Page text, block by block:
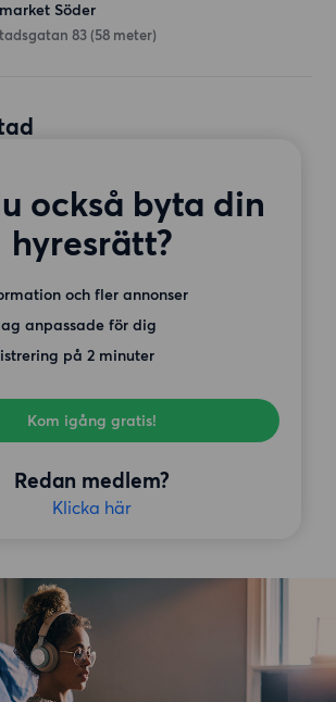
Söder
83 (58 meter)
också byta din
hyresrätt?
och fler annonser
anpassade för dig
på 2 minuter
Kom igång gratis!
Redan medlem?
Klicka här